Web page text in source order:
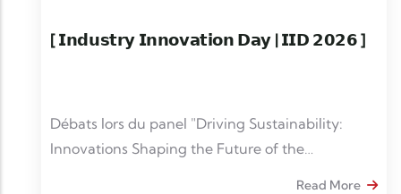
[ 𝗜𝗻𝗱𝘂𝘀𝘁𝗿𝘆 𝗜𝗻𝗻𝗼𝘃𝗮𝘁𝗶𝗼𝗻 𝗗𝗮𝘆 | 𝗜𝗜𝗗 𝟮𝟬𝟮𝟲 ]
Débats lors du panel "Driving Sustainability:
Innovations Shaping the Future of the
Read More